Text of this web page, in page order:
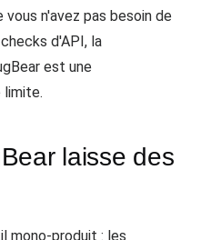
n'avez pas besoin de
d'API, la
est une
limite.
laisse des
mono-produit : les